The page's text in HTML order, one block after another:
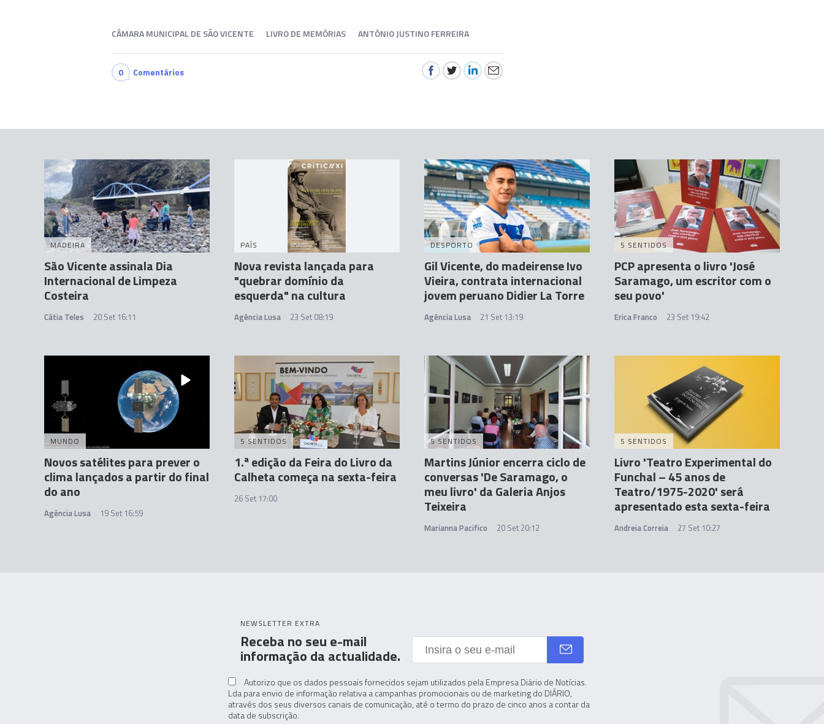
CÂMARA MUNICIPAL DE SÃO VICENTE LIVRO DE MEMÓRIAS ANTÓNIO JUSTINO FERREIRA
0 Comentários
MADEIRA
São Vicente assinala Dia
Internacional de Limpeza
Costeira
Cátia Teles 20 Set 16:11
PAÍS
Nova revista lançada para
"quebrar domínio da
esquerda" na cultura
Agência Lusa 23 Set 08:19
DESPORTO
Gil Vicente, do madeirense Ivo
Vieira, contrata internacional
jovem peruano Didier La Torre
Agência Lusa 21 Set 13:19
5 SENTIDOS
PCP apresenta o livro 'José
Saramago, um escritor com o
seu povo'
Erica Franco 23 Set 19:42
MUNDO
Novos satélites para prever o
clima lançados a partir do final
do ano
Agência Lusa 19 Set 16:59
5 SENTIDOS
1.ª edição da Feira do Livro da
Calheta começa na sexta-feira
26 Set 17:00
5 SENTIDOS
Martins Júnior encerra ciclo de
conversas 'De Saramago, o
meu livro' da Galeria Anjos
Teixeira
Marianna Pacifico 20 Set 20:12
5 SENTIDOS
Livro 'Teatro Experimental do
Funchal – 45 anos de
Teatro/1975-2020' será
apresentado esta sexta-feira
Andreia Correia 27 Set 10:27
NEWSLETTER EXTRA
Receba no seu e-mail
informação da actualidade.
Autorizo que os dados pessoais fornecidos sejam utilizados pela Empresa Diário de Notícias.
Lda para envio de informação relativa a campanhas promocionais ou de marketing do DIÁRIO,
através dos seus diversos canais de comunicação, até o termo do prazo de cinco anos a contar da
data de subscrição.